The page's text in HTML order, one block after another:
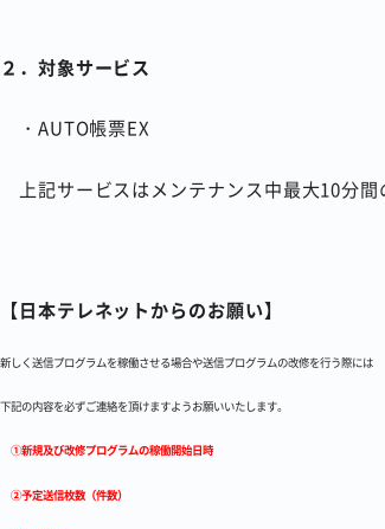
２．対象サービス
・AUTO帳票EX
上記サービスはメンテナンス中最大10分間
【日本テレネットからのお願い】
新しく送信プログラムを稼働させる場合や送信プログラムの改修を行う際には
下記の内容を必ずご連絡を頂けますようお願いいたします。
①新規及び改修プログラムの稼働開始日時
②予定送信枚数（件数）